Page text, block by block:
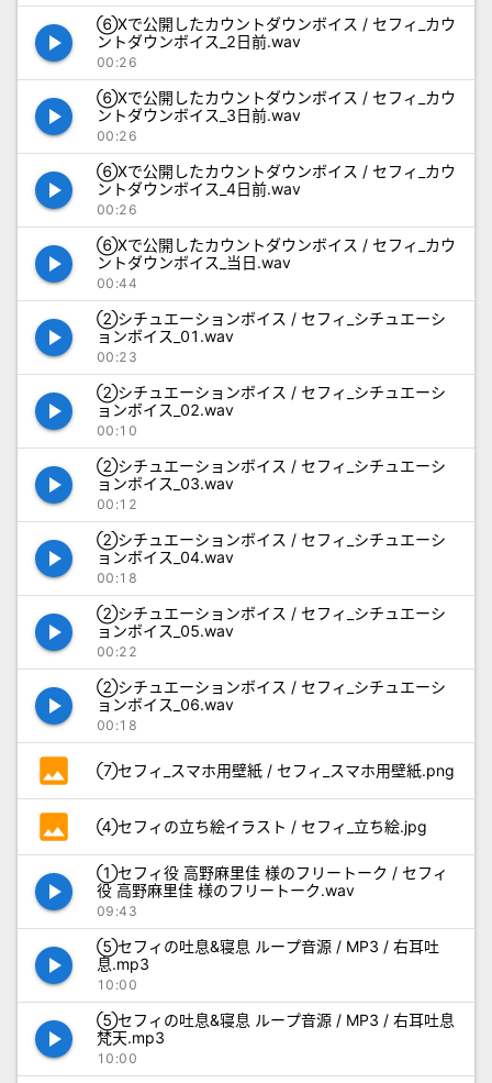
play_arrow
⑥Xで公開したカウントダウンボイス / セフィ_カウ
ントダウンボイス_2日前.wav
00:26
play_arrow
⑥Xで公開したカウントダウンボイス / セフィ_カウ
ントダウンボイス_3日前.wav
00:26
play_arrow
⑥Xで公開したカウントダウンボイス / セフィ_カウ
ントダウンボイス_4日前.wav
00:26
play_arrow
⑥Xで公開したカウントダウンボイス / セフィ_カウ
ントダウンボイス_当日.wav
00:44
play_arrow
②シチュエーションボイス / セフィ_シチュエーシ
ョンボイス_01.wav
00:23
play_arrow
②シチュエーションボイス / セフィ_シチュエーシ
ョンボイス_02.wav
00:10
play_arrow
②シチュエーションボイス / セフィ_シチュエーシ
ョンボイス_03.wav
00:12
play_arrow
②シチュエーションボイス / セフィ_シチュエーシ
ョンボイス_04.wav
00:18
play_arrow
②シチュエーションボイス / セフィ_シチュエーシ
ョンボイス_05.wav
00:22
play_arrow
②シチュエーションボイス / セフィ_シチュエーシ
ョンボイス_06.wav
00:18
photo ⑦セフィ_スマホ用壁紙 / セフィ_スマホ用壁紙.png
photo ④セフィの立ち絵イラスト / セフィ_立ち絵.jpg
play_arrow
①セフィ役 高野麻里佳 様のフリートーク / セフィ
役 高野麻里佳 様のフリートーク.wav
09:43
play_arrow
⑤セフィの吐息&寝息 ループ音源 / MP3 / 右耳吐
息.mp3
10:00
play_arrow
⑤セフィの吐息&寝息 ループ音源 / MP3 / 右耳吐息
梵天.mp3
10:00